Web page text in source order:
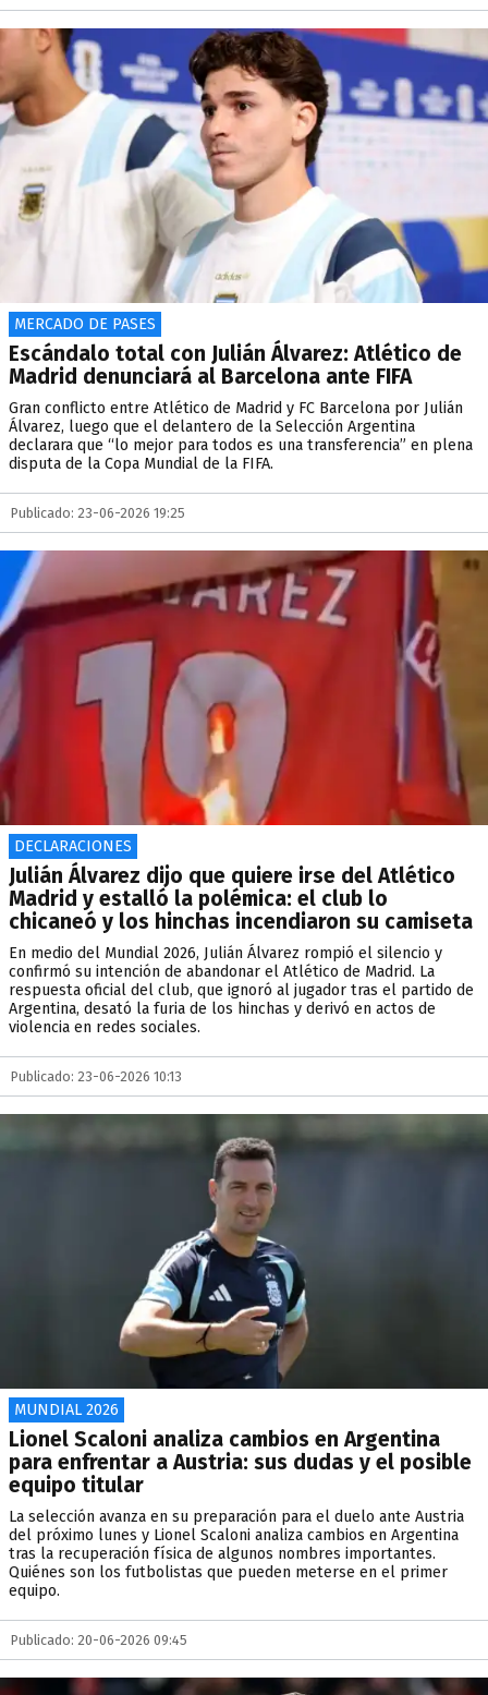
MERCADO DE PASES
Escándalo total con Julián Álvarez: Atlético de
Madrid denunciará al Barcelona ante FIFA
Gran conflicto entre Atlético de Madrid y FC Barcelona por Julián
Álvarez, luego que el delantero de la Selección Argentina
declarara que “lo mejor para todos es una transferencia” en plena
disputa de la Copa Mundial de la FIFA.
Publicado: 23-06-2026 19:25
DECLARACIONES
Julián Álvarez dijo que quiere irse del Atlético
Madrid y estalló la polémica: el club lo
chicaneó y los hinchas incendiaron su camiseta
En medio del Mundial 2026, Julián Álvarez rompió el silencio y
confirmó su intención de abandonar el Atlético de Madrid. La
respuesta oficial del club, que ignoró al jugador tras el partido de
Argentina, desató la furia de los hinchas y derivó en actos de
violencia en redes sociales.
Publicado: 23-06-2026 10:13
MUNDIAL 2026
Lionel Scaloni analiza cambios en Argentina
para enfrentar a Austria: sus dudas y el posible
equipo titular
La selección avanza en su preparación para el duelo ante Austria
del próximo lunes y Lionel Scaloni analiza cambios en Argentina
tras la recuperación física de algunos nombres importantes.
Quiénes son los futbolistas que pueden meterse en el primer
equipo.
Publicado: 20-06-2026 09:45